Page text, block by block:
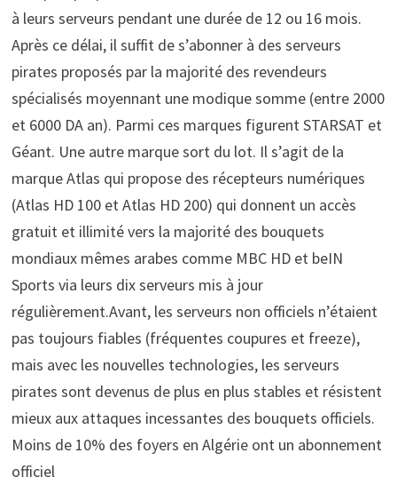
à leurs serveurs pendant une durée de 12 ou 16 mois.
Après ce délai, il suffit de s’abonner à des serveurs
pirates proposés par la majorité des revendeurs
spécialisés moyennant une modique somme (entre 2000
et 6000 DA an). Parmi ces marques figurent STARSAT et
Géant. Une autre marque sort du lot. Il s’agit de la
marque Atlas qui propose des récepteurs numériques
(Atlas HD 100 et Atlas HD 200) qui donnent un accès
gratuit et illimité vers la majorité des bouquets
mondiaux mêmes arabes comme MBC HD et beIN
Sports via leurs dix serveurs mis à jour
régulièrement.Avant, les serveurs non officiels n’étaient
pas toujours fiables (fréquentes coupures et freeze),
mais avec les nouvelles technologies, les serveurs
pirates sont devenus de plus en plus stables et résistent
mieux aux attaques incessantes des bouquets officiels.
Moins de 10% des foyers en Algérie ont un abonnement
officiel